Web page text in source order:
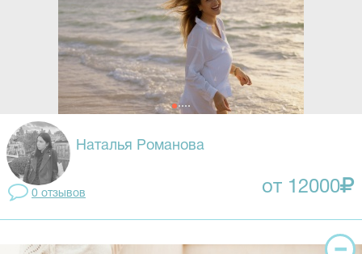
Наталья Романова
0 отзывов от 12000